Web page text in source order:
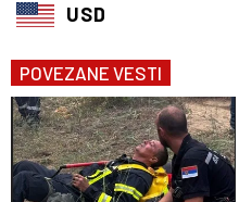
USD
POVEZANE VESTI